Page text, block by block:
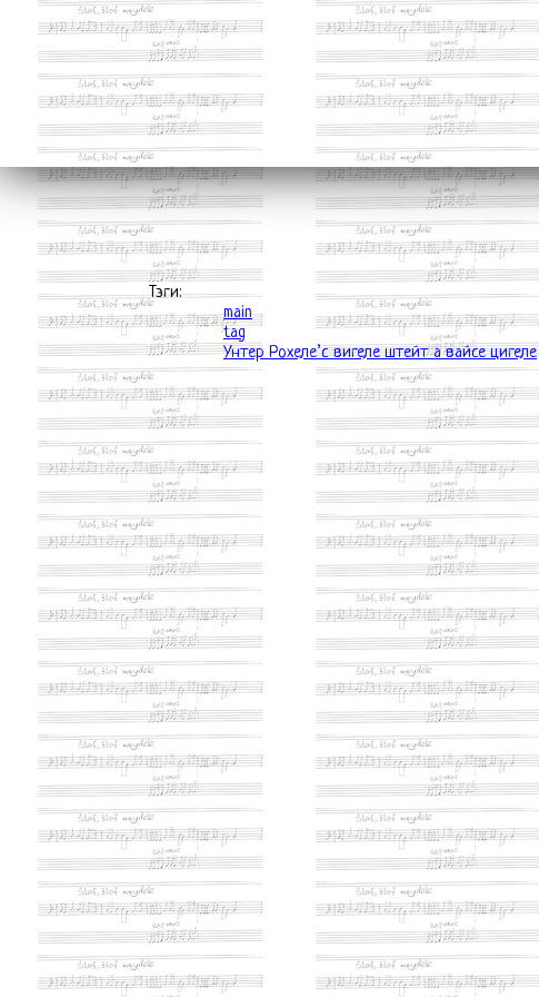
Тэги:
main
tag
Унтер Рохеле’с вигеле штейт а вайсе цигеле